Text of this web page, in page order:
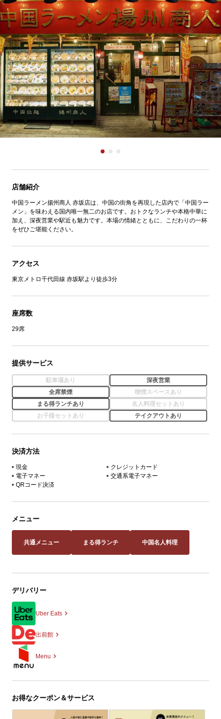
店舗紹介
中国ラーメン揚州商人 赤坂店は、中国の街角を再現した店内で「中国ラー
メン」を味わえる国内唯一無二のお店です。おトクなランチや本格中華に
加え、深夜営業や駅近も魅力です。本場の情緒とともに、こだわりの一杯
をぜひご堪能ください。
アクセス
東京メトロ千代田線 赤坂駅より徒歩3分
座席数
29席
提供サービス
駐車場あり
深夜営業
全席禁煙
喫煙スペースあり
まる得ランチあり
名人料理セットあり
お子様セットあり
テイクアウトあり
決済方法
現金
クレジットカード
電子マネー
交通系電子マネー
QRコード決済
メニュー
共通メニュー まる得ランチ 中国名人料理
デリバリー
Uber Eats
出前館
Menu
お得なクーポン＆サービス